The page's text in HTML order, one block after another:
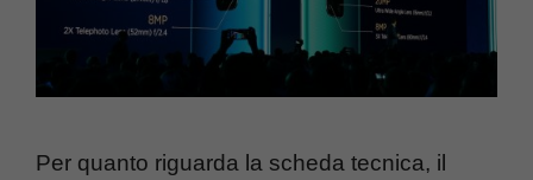
Per quanto riguarda la scheda tecnica, il